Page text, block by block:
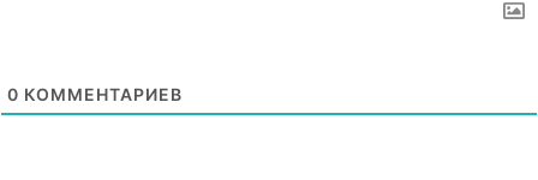
0 КОММЕНТАРИЕВ